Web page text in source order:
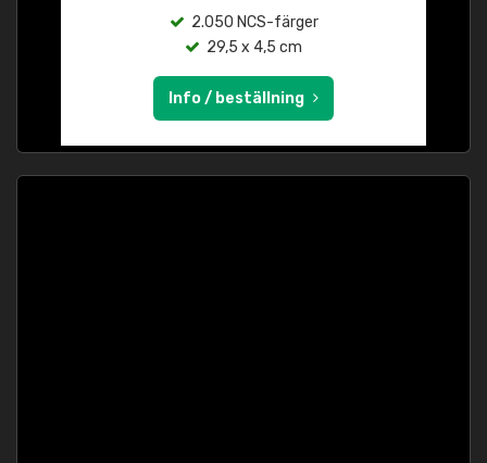
2.050 NCS-färger
29,5 x 4,5 cm
Info / beställning